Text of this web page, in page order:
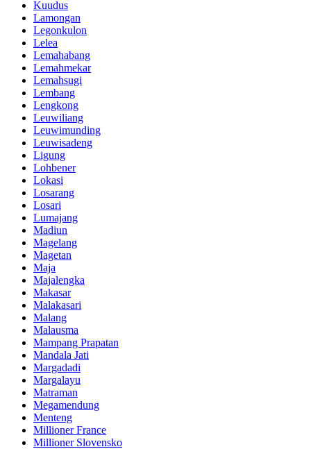
Kuudus
Lamongan
Legonkulon
Lelea
Lemahabang
Lemahmekar
Lemahsugi
Lembang
Lengkong
Leuwiliang
Leuwimunding
Leuwisadeng
Ligung
Lohbener
Lokasi
Losarang
Losari
Lumajang
Madiun
Magelang
Magetan
Maja
Majalengka
Makasar
Malakasari
Malang
Malausma
Mampang Prapatan
Mandala Jati
Margadadi
Margalayu
Matraman
Megamendung
Menteng
Millioner France
Millioner Slovensko